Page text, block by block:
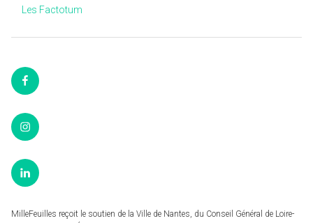
Les Factotum
Facebook
Instagram
LinkedIn
MilleFeuilles reçoit le soutien de la Ville de Nantes, du Conseil Général de Loire-